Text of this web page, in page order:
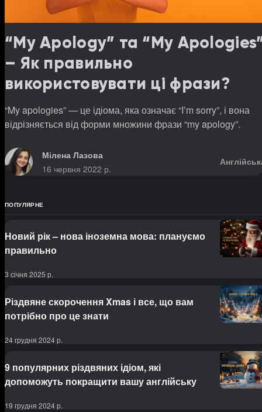
“My Apology” та “My
– Як правильно
використовувати ці фрази?
“My apologies” — це ідіома, яка означає “Iʼm sorry”, і вона
відрізняється від форми множини фрази “my apology”.
Мілена Лазова
16 червня 2022 р.
ПОПУЛЯРНЕ
Новий рік – нова іноземна мова: плануємо
правильно
3 січня 2025 р.
Різдвяне скорочення Xmas і все, що вам
потрібно про це знати
24 грудня 2024 р.
9 популярних різдвяних ідіом, які
допоможуть покращити вашу англійську
19 грудня 2024 р.